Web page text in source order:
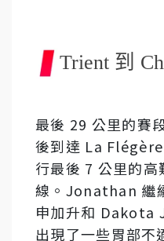
Trient 到
最後 29 公里的賽
後到達 La
行最後 7 公里的
線。Jonathan 繼
申加升和 Dakota
出現了一些胃部